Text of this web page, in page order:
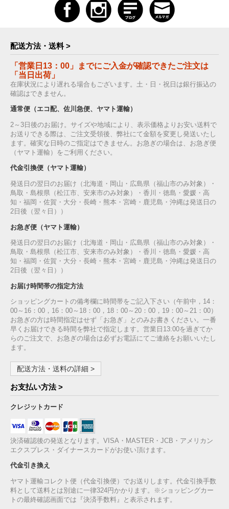
配送方法・送料 >
「営業日13：00」までにご入金が確認できたご注文は
「当日出荷」
在庫状況により遅れる場合もございます。土・日・祝日は銀行振込の
確認はできません。
通常便（エコ配、佐川急便、ヤマト運輸）
2～3日後のお届け。サイズや地域により、表示価格よりお安い送料で
お送りできる際は、ご注文受領後、弊社にて金額を変更し発送いたし
ます。確実な日時のご指定はできません。お急ぎの場合は、お急ぎ便
（ヤマト運輸）をご利用ください。
代金引換便（ヤマト運輸）
発送日の翌日のお届け（北海道・岡山・広島県（福山市のみ対象）・
鳥取・島根県（松江市、安来市のみ対象）・香川・徳島・愛媛・高
知・福岡・佐賀・大分・長崎・熊本・宮崎・鹿児島・沖縄は発送日の
2日後（翌々日））
お急ぎ便（ヤマト運輸）
発送日の翌日のお届け（北海道・岡山・広島県（福山市のみ対象）・
鳥取・島根県（松江市、安来市のみ対象）・香川・徳島・愛媛・高
知・福岡・佐賀・大分・長崎・熊本・宮崎・鹿児島・沖縄は発送日の
2日後（翌々日））
お届け時間帯の指定方法
ショッピングカートの備考欄に時間帯をご記入下さい（午前中，14：
00～16：00，16：00～18：00，18：00～20：00，19：00～21：00）
お急ぎの方は時間指定はせず「お急ぎ」とのみお書きください。一番
早くお届けできる時間を弊社で指定します。営業日13:00を過ぎてか
らのご注文で、お急ぎの場合は必ずお電話にてご連絡をお願いいたし
ます。
配送方法・送料の詳細 >
お支払い方法 >
クレジットカード
決済確認後の発送となります。VISA・MASTER・JCB・アメリカン
エクスプレス・ダイナースカードがお使い頂けます。
代金引き換え
ヤマト運輸コレクト便（代金引換便）でお送りします。代金引換手数
料として送料とは別途に一律324円かかります。※ショッピングカー
トの最終確認画面では『決済手数料』と表示されます。